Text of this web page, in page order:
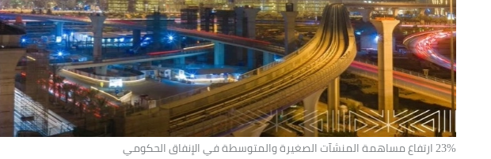
23% ارتفاع مساهمة المنشآت الصغيرة والمتوسطة في الإنفاق الحكومي